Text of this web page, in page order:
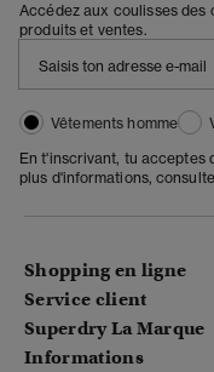
Accédez aux coulisses des
produits et ventes.
Vêtements homme
En t'inscrivant, tu acceptes
plus d'informations,
Shopping en ligne
Service client
Superdry La Marque
Informations